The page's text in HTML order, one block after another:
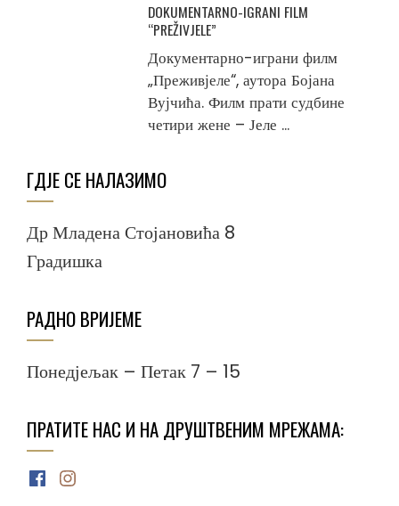
DOKUMENTARNO-IGRANI FILM
“PREŽIVJELE”
Документарно-играни филм
„Преживјеле“, аутора Бојана
Вујчића. Филм прати судбине
четири жене – Јеле ...
ГДЈЕ СЕ НАЛАЗИМО
Др Младена Стојановића 8
Градишка
РАДНО ВРИЈЕМЕ
Понедјељак – Петак 7 – 15
ПРАТИТЕ НАС И НА ДРУШТВЕНИМ МРЕЖАМА:
Facebook
Instagram